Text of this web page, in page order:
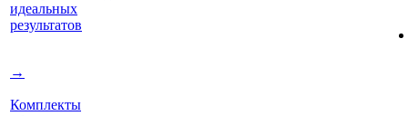
идеальных
результатов
→
Комплекты